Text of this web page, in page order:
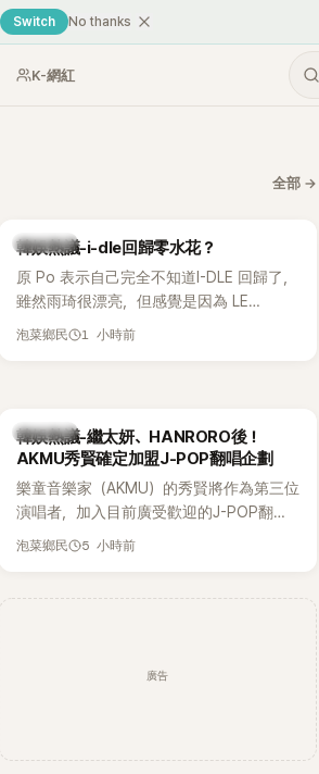
Switch No thanks
K-網紅
全部 →
熱議討論
韓娛熱議-i-dle回歸零水花？
原 Po 表示自己完全不知道I-DLE 回歸了，
雖然雨琦很漂亮，但感覺是因為 LE
SSERAFIM 和 aespa 佔據了市場。
泡菜鄉民 1 小時前
熱議討論
韓娛熱議-繼太妍、HANRORO後！
AKMU秀賢確定加盟J-POP翻唱企劃
樂童音樂家（AKMU）的秀賢將作為第三位
演唱者，加入目前廣受歡迎的J-POP翻唱
企劃。繼太妍和Hanroro之後，秀賢已獲
泡菜鄉民 5 小時前
廣告